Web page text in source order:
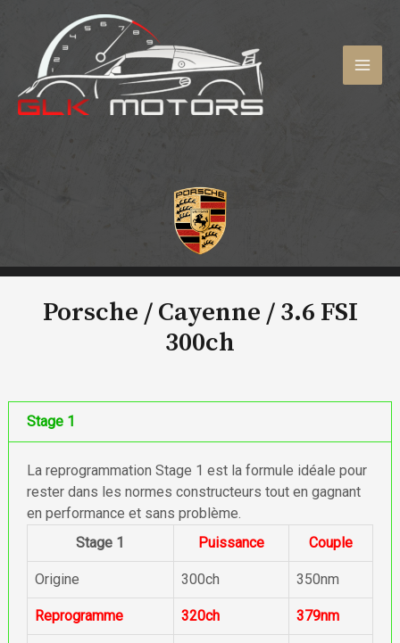
contenu
Porsche / Cayenne /3.6 FSI
300ch
Stage 1
La reprogrammation Stage 1 est la formule idéale pour
rester dans les normes constructeurs tout en gagnant
en performance et sans problème.
Stage 1
Puissance Couple
Origine 300ch 350nm
Reprogramme 320ch 379nm